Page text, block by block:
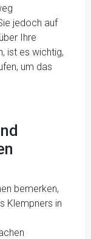
jedoch auf
Ihre
ist es wichtig,
um das
bemerken,
Klempners in